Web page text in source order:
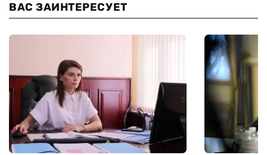
ВАС ЗАИНТЕРЕСУЕТ